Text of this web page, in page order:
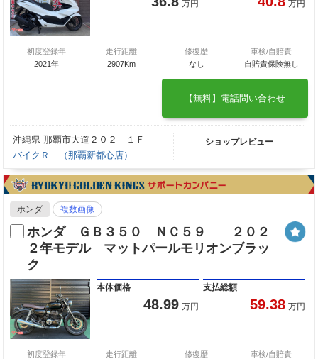
万円 万円
初度登録年
2021年
走行距離
2907Km
修復歴
なし
車検/自賠責
自賠責保険無し
【無料】電話問い合わせ
沖縄県 那覇市大道２０２ １Ｆ
バイクＲ （那覇新都心店）
ショップレビュー
―
ホンダ 複数画像
ホンダ ＧＢ３５０ ＮＣ５９ ２０２
２年モデル マットパールモリオンブラッ
ク
本体価格
48.99 万円
支払総額
59.38 万円
初度登録年
走行距離
修復歴
車検/自賠責